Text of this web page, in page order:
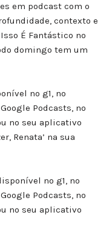
em podcast com o
contexto e
É Fantástico no
domingo tem um
no g1, no
Podcasts, no
no seu aplicativo
Renata’ na sua
no g1, no
Podcasts, no
no seu aplicativo